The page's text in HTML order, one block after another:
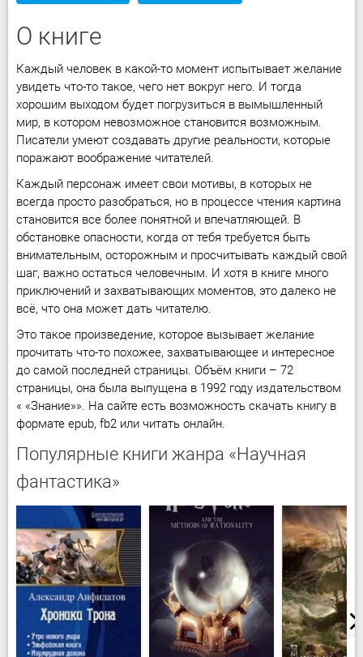
О книге
Каждый человек в какой-то момент испытывает желание
увидеть что-то такое, чего нет вокруг него. И тогда
хорошим выходом будет погрузиться в вымышленный
мир, в котором невозможное становится возможным.
Писатели умеют создавать другие реальности, которые
поражают воображение читателей.
Каждый персонаж имеет свои мотивы, в которых не
всегда просто разобраться, но в процессе чтения картина
становится все более понятной и впечатляющей. В
обстановке опасности, когда от тебя требуется быть
внимательным, осторожным и просчитывать каждый свой
шаг, важно остаться человечным. И хотя в книге много
приключений и захватывающих моментов, это далеко не
всё, что она может дать читателю.
Это такое произведение, которое вызывает желание
прочитать что-то похожее, захватывающее и интересное
до самой последней страницы. Объём книги – 72
страницы, она была выпущена в 1992 году издательством
« «Знание»». На сайте есть возможность скачать книгу в
формате epub, fb2 или читать онлайн.
Популярные книги жанра «Научная
фантастика»